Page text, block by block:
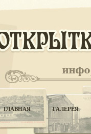
ГЛАВНАЯ ГАЛЕРЕЯ